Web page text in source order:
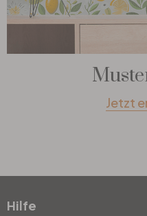
Jetzt
Hilfe